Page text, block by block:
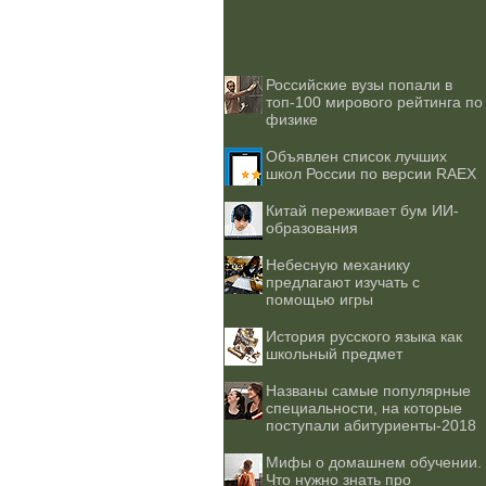
Российские вузы попали в
топ-100 мирового рейтинга по
физике
Объявлен список лучших
школ России по версии RAEX
Китай переживает бум ИИ-
образования
Небесную механику
предлагают изучать с
помощью игры
История русского языка как
школьный предмет
Названы самые популярные
специальности, на которые
поступали абитуриенты-2018
Мифы о домашнем обучении.
Что нужно знать про